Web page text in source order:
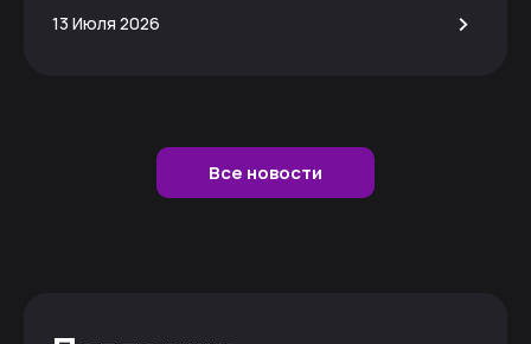
13 Июля 2026 >
Все новости